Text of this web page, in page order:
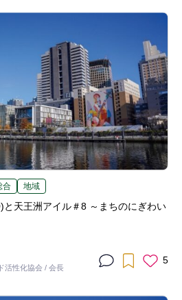
合 地域
天王洲アイル＃8 ～まちのにぎわい
活性化協会 / 会長
5